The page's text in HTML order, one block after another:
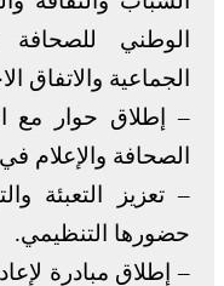
الوطني للصحافة
الجماعية والاتفاق
– إطلاق حوار مع
الصحافة والإعلام في
– تعزيز التعبئة
حضورها التنظيمي.
– إطلاق مبادرة